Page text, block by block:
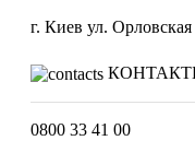
г. Киев ул. Орловская
0800 33 41 00